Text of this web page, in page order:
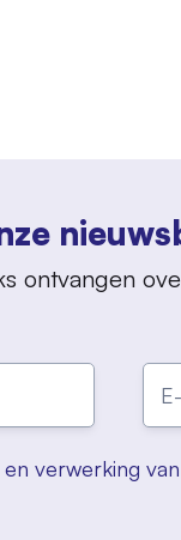
ontvangen
verwerking